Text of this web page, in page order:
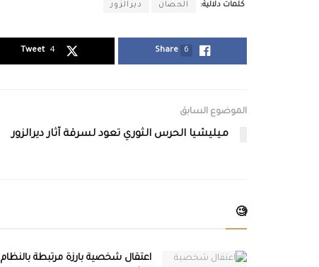
كلمات دلالية: الحصان ديرالزور
Share 6
Tweet 4
الموضوع السابق
ميليشيا الحرس الثوري تعود لسرقة آثار ديرالزور
🧐
اعتقال شخصية بارزة مرتبطة بالنظام